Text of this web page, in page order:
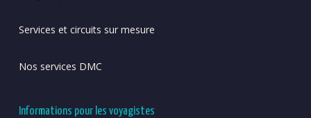
Services et circuits sur mesure
Nos services DMC
Informations pour les voyagistes